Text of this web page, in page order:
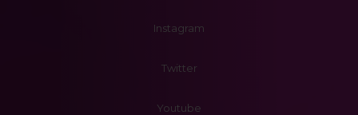
Instagram
Twitter
Youtube